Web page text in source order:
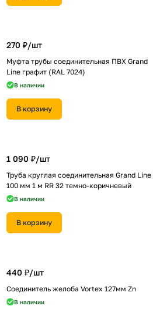
270 ₽/шт
Муфта трубы соединительная ПВХ Grand
Line графит (RAL 7024)
В наличии
В корзину
1 090 ₽/шт
Труба круглая соединительная Grand Line
100 мм 1 м RR 32 темно-коричневый
В наличии
В корзину
440 ₽/шт
Соединитель желоба Vortex 127мм Zn
В наличии